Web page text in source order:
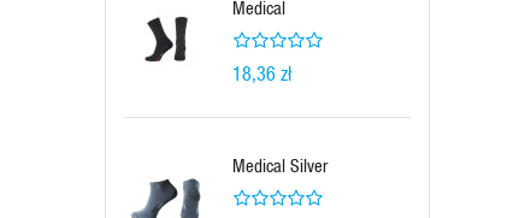
Medical
18,36 zł
Medical Silver